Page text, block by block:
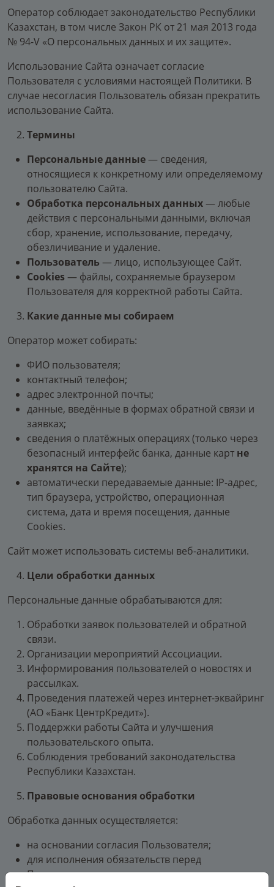
Оператор соблюдает законодательство Республики
Казахстан, в том числе Закон РК от 21 мая 2013 года
№ 94-V «О персональных данных и их защите».
Использование Сайта означает согласие
Пользователя с условиями настоящей Политики. В
случае несогласия Пользователь обязан прекратить
использование Сайта.
Термины
Персональные данные— сведения,
относящиеся к конкретному или определяемому
пользователю Сайта.
Обработка персональных данных— любые
действия с персональными данными, включая
сбор, хранение, использование, передачу,
обезличивание и удаление.
Пользователь — лицо, использующее Сайт.
Cookies— файлы, сохраняемые браузером
Пользователя для корректной работы Сайта.
Какие данные мы собираем
Оператор может собирать:
ФИО пользователя;
контактный телефон;
адрес электронной почты;
данные, введённые в формах обратной связи и
заявках;
сведения о платёжных операциях (только через
безопасный интерфейс банка, данные карт не
хранятся на Сайте);
автоматически передаваемые данные: IP-адрес,
тип браузера, устройство, операционная
система, дата и время посещения, данные
Cookies.
Сайт может использовать системы веб-аналитики.
Цели обработки данных
Персональные данные обрабатываются для:
Обработки заявок пользователей и обратной
связи.
Организации мероприятий Ассоциации.
Информирования пользователей о новостях и
рассылках.
Проведения платежей через интернет-эквайринг
(АО «Банк ЦентрКредит»).
Поддержки работы Сайта и улучшения
пользовательского опыта.
Соблюдения требований законодательства
Республики Казахстан.
Правовые основания обработки
Обработка данных осуществляется:
на основании согласия Пользователя;
для исполнения обязательств перед
Пользователем;